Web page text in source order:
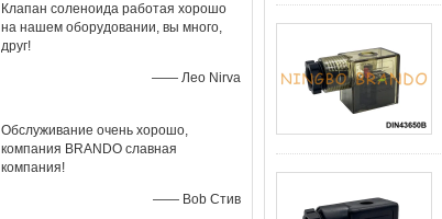
Клапан соленоида работая хорошо
на нашем оборудовании, вы много,
друг!
—— Лео Nirva
Обслуживание очень хорошо,
компания BRANDO славная
компания!
—— Bob Стив